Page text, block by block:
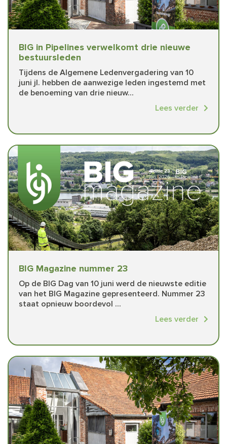
BIG in Pipelines verwelkomt drie nieuwe
bestuursleden
Tijdens de Algemene Ledenvergadering van 10
juni jl. hebben de aanwezige leden ingestemd met
de benoeming van drie nieuw...
Lees verder
BIG Magazine nummer 23
Op de BIG Dag van 10 juni werd de nieuwste editie
van het BIG Magazine gepresenteerd. Nummer 23
staat opnieuw boordevol ...
Lees verder